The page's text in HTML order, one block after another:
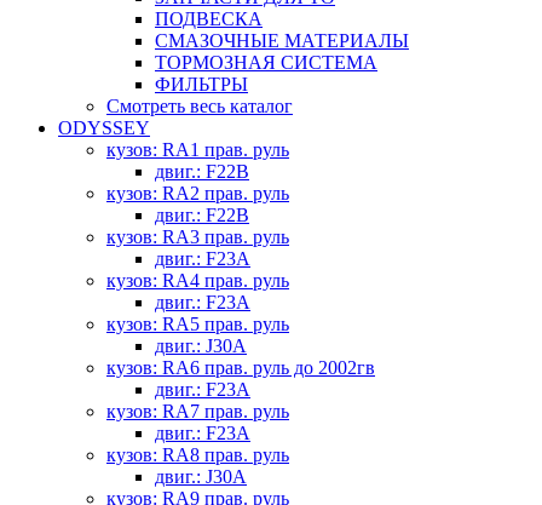
ПОДВЕСКА
СМАЗОЧНЫЕ МАТЕРИАЛЫ
ТОРМОЗНАЯ СИСТЕМА
ФИЛЬТРЫ
Смотреть весь каталог
ODYSSEY
кузов: RA1 прав. руль
двиг.: F22B
кузов: RA2 прав. руль
двиг.: F22B
кузов: RA3 прав. руль
двиг.: F23A
кузов: RA4 прав. руль
двиг.: F23A
кузов: RA5 прав. руль
двиг.: J30A
кузов: RA6 прав. руль до 2002гв
двиг.: F23A
кузов: RA7 прав. руль
двиг.: F23A
кузов: RA8 прав. руль
двиг.: J30A
кузов: RA9 прав. руль